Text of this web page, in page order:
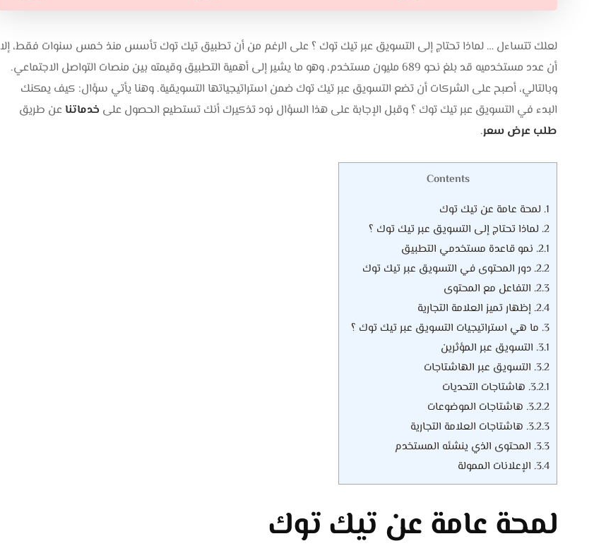
لعلك تتساءل … لماذا تحتاج إلى التسويق عبر تيك توك ؟ على الرغم من أن تطبيق تيك توك تأسس منذ خمس سنوات فقط، إلا
أن عدد مستخدميه قد بلغ نحو 689 مليون مستخدم، وهو ما يشير إلى أهمية التطبيق وقيمته بين منصات التواصل الاجتماعي.
وبالتالي، أصبح على الشركات أن تضع التسويق عبر تيك توك ضمن استراتيجياتها التسويقية. وهنا يأتي سؤال: كيف يمكنك
البدء في التسويق عبر تيك توك ؟ وقبل الإجابة على هذا السؤال نود تذكيرك أنك تستطيع الحصول على خدماتنا عن طريق
طلب عرض سعر.
Contents
1. لمحة عامة عن تيك توك
2. لماذا تحتاج إلى التسويق عبر تيك توك ؟
2.1. نمو قاعدة مستخدمي التطبيق
2.2. دور المحتوى في التسويق عبر تيك توك
2.3. التفاعل مع المحتوى
2.4. إظهار تميز العلامة التجارية
3. ما هي استراتيجيات التسويق عبر تيك توك ؟
3.1. التسويق عبر المؤثرين
3.2. التسويق عبر الهاشتاجات
3.2.1. هاشتاجات التحديات
3.2.2. هاشتاجات الموضوعات
3.2.3. هاشتاجات العلامة التجارية
3.3. المحتوى الذي ينشئه المستخدم
3.4. الإعلانات الممولة
لمحة عامة عن تيك توك